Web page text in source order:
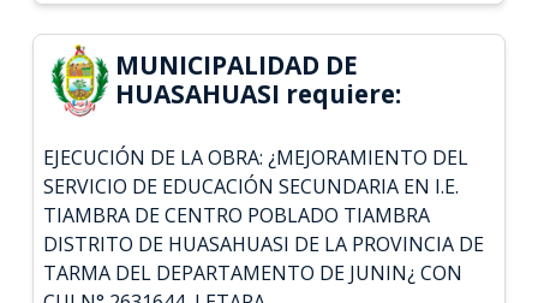
MUNICIPALIDAD DE
HUASAHUASI requiere:
EJECUCIÓN DE LA OBRA: ¿MEJORAMIENTO DEL
SERVICIO DE EDUCACIÓN SECUNDARIA EN I.E.
TIAMBRA DE CENTRO POBLADO TIAMBRA
DISTRITO DE HUASAHUASI DE LA PROVINCIA DE
TARMA DEL DEPARTAMENTO DE JUNIN¿ CON